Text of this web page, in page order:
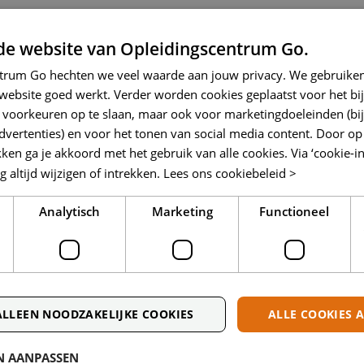
basiscursus de natuurkundige begrippen en worden erop
in feite bestaat uit een drie-eenheid, namelijk de
Oostrum: “In de training draait het voor een groot
niet goed werkt, dan wordt er al gauw
doet en dat die zijn rendement niet levert’, maar dat
bijvoorbeeld slecht is ingeregeld, dan kan ook
cursisten er dus op dat het goed inregelen van een
voor een beter rendement.”
nemen bij lage temperatuur warmte op die bij hoge
van een warmtepomp zorgt onder de cursisten
website van Opleidingscentrum Go.
Go hechten we veel waarde aan jouw privacy. We
goed werkt. Verder worden cookies geplaatst voor het
op te slaan, maar ook voor marketingdoeleinden
en voor het tonen van social media content. Door
ga je akkoord met het gebruik van alle cookies. Via ‘cookie-
altijd wijzigen of intrekken. Lees ons cookiebeleid >
Analytisch Marketing Functioneel
ALLE COOKIES
NOODZAKELIJKE COOKIES
AANPASSEN